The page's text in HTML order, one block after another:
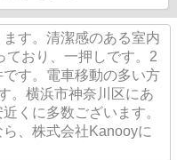
す。清潔感のある室内
ており、一押しです。2
す。電車移動の多い方
。横浜市神奈川区にあ
くに多数ございます。
、株式会社Kanooyに